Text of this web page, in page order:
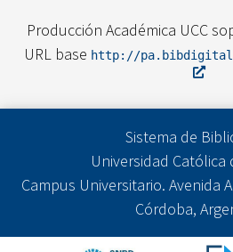
Producción Académica UCC
URL base http://
Sistema de
Universidad Católica
Campus Universitario. Avenida
Córdoba,